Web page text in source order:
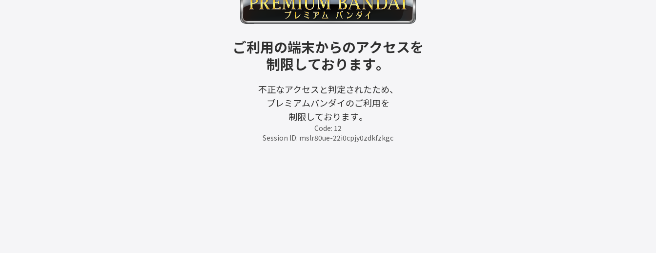
ご利用の端末からのアクセスを
制限しております。
不正なアクセスと判定されたため、
プレミアムバンダイのご利用を
制限しております。
Code: 12
Session ID: mslr80ue-22i0cpjy0zdkfzkgc